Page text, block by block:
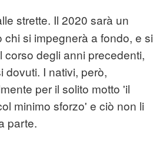
strette. Il 2020 sarà un
si impegnerà a fondo, e si
corso degli anni precedenti,
dovuti. I nativi, però,
per il solito motto 'il
minimo sforzo' e ciò non li
parte.